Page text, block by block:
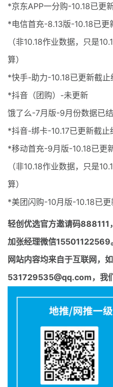
*京东APP一分购-10.18已更
*电信首充-8.13版-10.18已更
（非10.18作业数据，只是
算）
*快手-助力-10.18已更新截止
*抖音（团购）-未更新
饿了么-7月版-9月份数据已
*抖音-绑卡-10.17已更新截止
*移动首充-9月版-10.18已更
（非10.18作业数据，只是
算）
*美团闪购-10月版-10.18已
轻创优选官方邀请码888111
加张经理微信15501122569
网站内容均来自于互联网，
531729535@qq.com，我